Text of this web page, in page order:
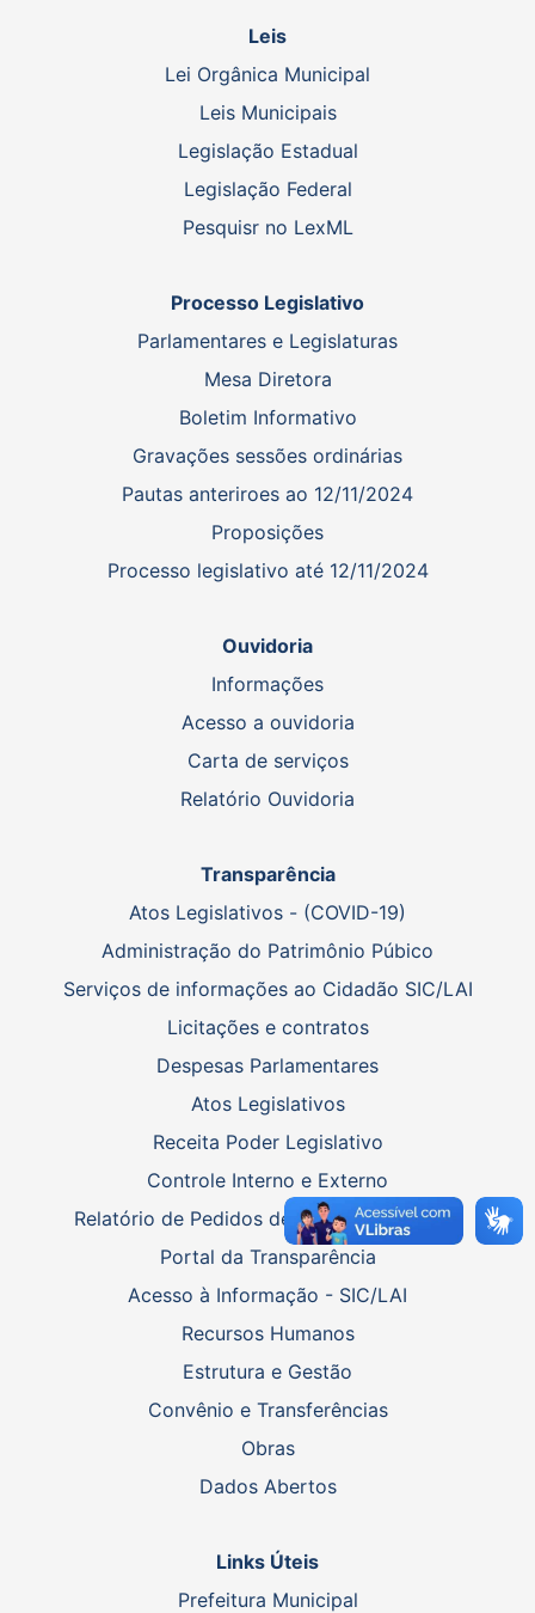
Leis
Lei Orgânica Municipal
Leis Municipais
Legislação Estadual
Legislação Federal
Pesquisr no LexML
Processo Legislativo
Parlamentares e Legislaturas
Mesa Diretora
Boletim Informativo
Gravações sessões ordinárias
Pautas anteriroes ao 12/11/2024
Proposições
Processo legislativo até 12/11/2024
Ouvidoria
Informações
Acesso a ouvidoria
Carta de serviços
Relatório Ouvidoria
Transparência
Atos Legislativos - (COVID-19)
Administração do Patrimônio Púbico
Serviços de informações ao Cidadão SIC/LAI
Licitações e contratos
Despesas Parlamentares
Atos Legislativos
Receita Poder Legislativo
Controle Interno e Externo
Relatório de Pedidos de Informações - SIC
Portal da Transparência
Acesso à Informação - SIC/LAI
Recursos Humanos
Estrutura e Gestão
Convênio e Transferências
Obras
Dados Abertos
Links Úteis
Prefeitura Municipal